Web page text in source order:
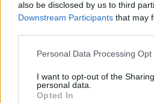
also be disclosed by us to third
Downstream Participants that may
Personal Data Processing Opt
I want to opt-out of the
personal data.
Opted In
KEDVES OLVASÓNK!
regisztrációhoz kötött.
Az előfizetés a következőket
Portfolio.hu teljes